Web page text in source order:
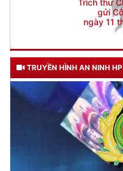
TRUYỀN HÌNH AN NINH HP